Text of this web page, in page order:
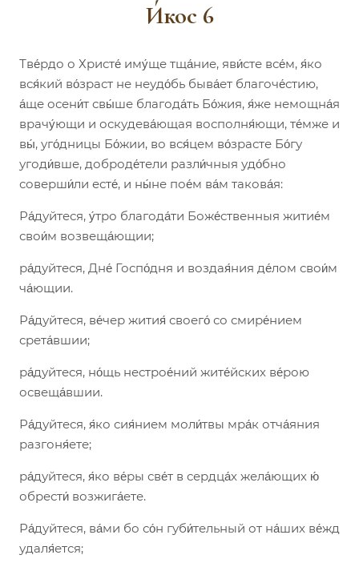
И́кос 6
Тве́рдо о Христе́ иму́ще тща́ние, яви́сте все́м, я́ко
вся́кий во́зраст не неудо́бь быва́ет благоче́стию,
а́ще осени́т свы́ше благода́ть Бо́жия, я́же немощна́я
врачу́ющи и оскудева́ющая восполня́ющи, те́мже и
вы́, уго́дницы Бо́жии, во вся́цем во́зрасте Бо́гу
угоди́вше, доброде́тели разли́чныя удо́бно
соверши́ли есте́, и ны́не пое́м ва́м такова́я:
Ра́дуйтеся, у́тро благода́ти Боже́ственныя житие́м
свои́м возвеща́ющии;
ра́дуйтеся, Дне́ Госпо́дня и воздая́ния де́лом свои́м
ча́ющии.
Ра́дуйтеся, ве́чер жития́ своего́ со смире́нием
срета́вшии;
ра́дуйтеся, но́щь нестрое́ний жите́йских ве́рою
освеща́вшии.
Ра́дуйтеся, я́ко сия́нием моли́твы мра́к отча́яния
разгоня́ете;
ра́дуйтеся, я́ко ве́ры све́т в сердца́х жела́ющих ю́
обрести́ возжига́ете.
Ра́дуйтеся, ва́ми бо со́н губи́тельный от на́ших ве́жд
удаля́ется;